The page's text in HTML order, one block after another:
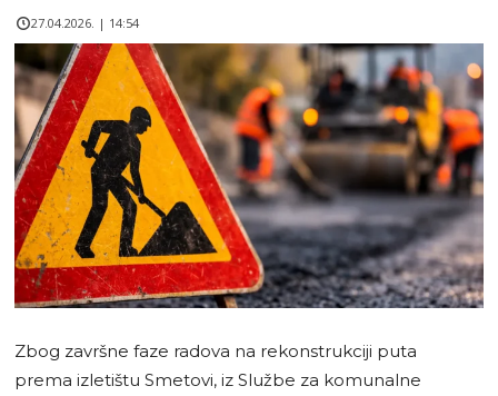
27.04.2026. | 14:54
Zbog završne faze radova na rekonstrukciji puta
prema izletištu Smetovi, iz Službe za komunalne